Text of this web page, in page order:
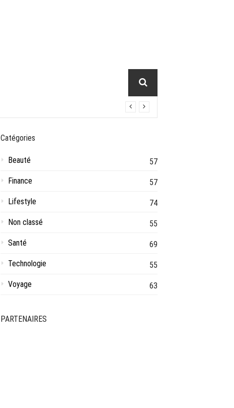
Catégories
Beauté
57
Finance
57
Lifestyle
74
Non classé
55
Santé
69
Technologie
55
Voyage
63
PARTENAIRES